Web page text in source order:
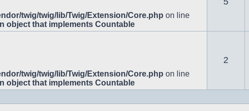
twig/twig/lib/Twig/Extension/Core.php on line
object that implements Countable
twig/twig/lib/Twig/Extension/Core.php on line
object that implements Countable
2